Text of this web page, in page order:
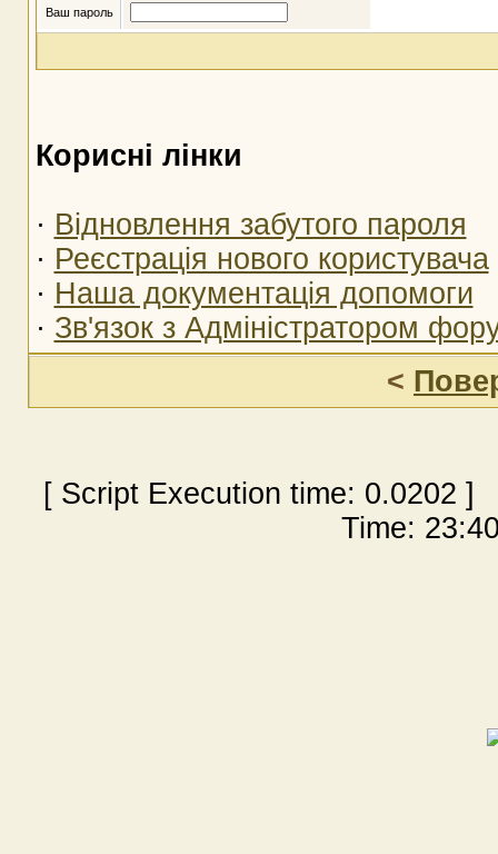
Ваш пароль
Корисні лінки
· Відновлення забутого пароля
· Реєстрація нового користувача
· Наша документація допомоги
· Зв'язок з Адміністратором
<
[ Script Execution time: 0.0202 ]
Time: